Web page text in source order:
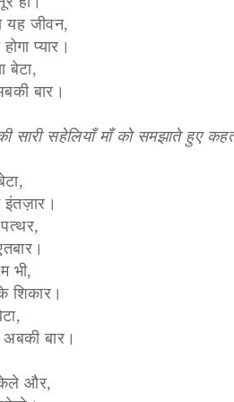
यह जीवन,
प्यार।
बेटा,
बार।
सारी सहेलियाँ माँ को समझाते हुए
भी,
शिकार।
बार।
और,